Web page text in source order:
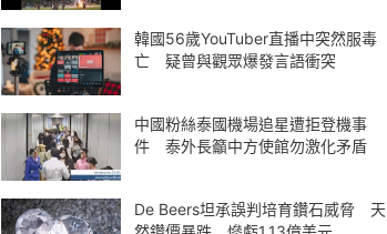
韓國56歲YouTuber直播中突然服毒
亡 疑曾與觀眾爆發言語衝突
中國粉絲泰國機場追星遭拒登機事
件 泰外長籲中方使館勿激化矛盾
De Beers坦承誤判培育鑽石威脅 天